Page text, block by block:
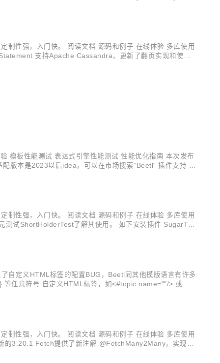
制性强，入门快。 阅读文档 源码和例子 在线体验 多库使用
支持Apache Cassandra，更新了翻页实现和使用
模板性能测试 表达式引擎性能测试 性能优化指南 本次发布
本是2023以后idea，可以在市场搜索”Beetl“ 插件支持 语
制性强，入门快。 阅读文档 源码和例子 在线体验 多库使用
测试ShortHolderTest了解其使用。 如下安装插件 SugarTe
自定义HTML标签的配置BUG，Beetl同其他模版语言有许多
任意符号 自定义HTML标签，如<#topic name=""/> 或者 <
制性强，入门快。 阅读文档 源码和例子 在线体验 多库使用
3.20.1 Fetch提供了新注解 @FetchMany2Many，实现类